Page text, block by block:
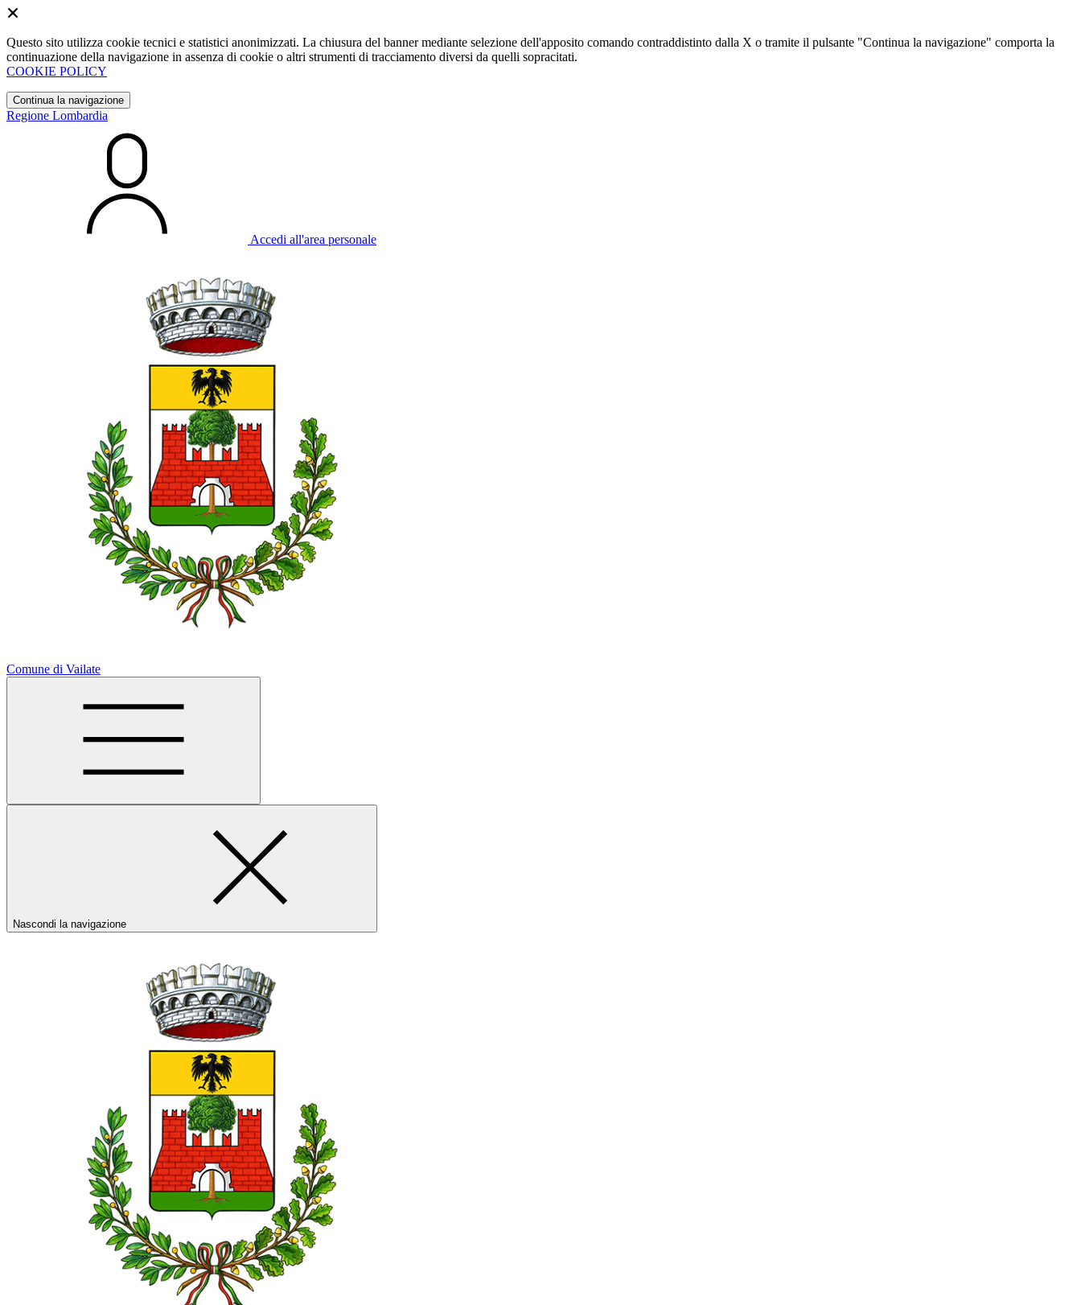
Questo sito utilizza cookie tecnici e statistici anonimizzati. La chiusura del banner mediante selezione dell'apposito comando contraddistinto dalla X o tramite il pulsante "Continua la navigazione" comporta la
continuazione della navigazione in assenza di cookie o altri strumenti di tracciamento diversi da quelli sopracitati.
COOKIE POLICY
Continua la navigazione
Regione Lombardia
Accedi all'area personale
Comune di Vailate
Nascondi la navigazione